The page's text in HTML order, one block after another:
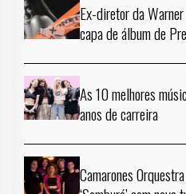
Ex-diretor da
capa de álbum de
As 10 melhores
anos de carreira
Camarones